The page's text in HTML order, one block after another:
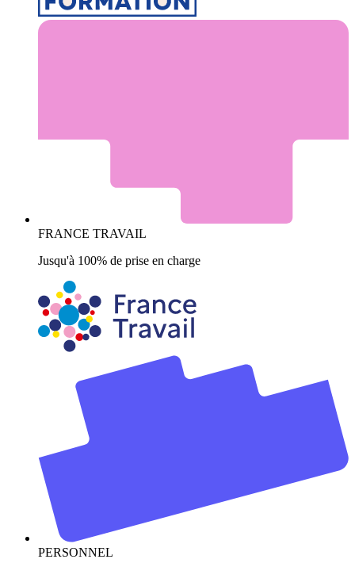
FRANCE TRAVAIL
Jusqu'à 100% de prise en charge
PERSONNEL